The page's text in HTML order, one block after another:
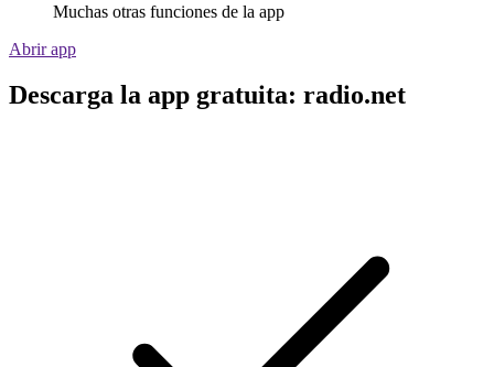
Muchas otras funciones de la app
Abrir app
Descarga la app gratuita: radio.net